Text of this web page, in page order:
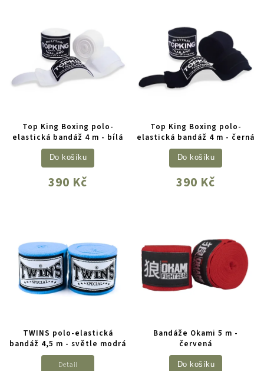
Top King Boxing polo-
elastická bandáž 4 m - bílá
390 Kč
Do košíku
Top King Boxing polo-
elastická bandáž 4 m - černá
390 Kč
Do košíku
TWINS polo-elastická
bandáž 4,5 m - světle modrá
Detail
Bandáže Okami 5 m -
červená
Do košíku